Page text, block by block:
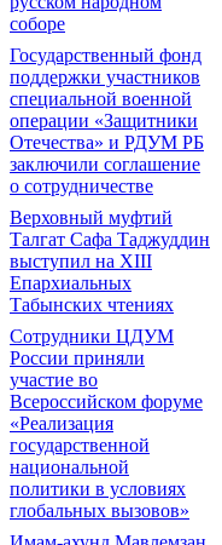
соборе
Государственный фонд
поддержки участников
специальной военной
операции «Защитники
Отечества» и РДУМ РБ
заключили соглашение
о сотрудничестве
Верховный муфтий
Талгат Сафа Таджуддин
выступил на ХIII
Епархиальных
Табынских чтениях
Сотрудники ЦДУМ
России приняли
участие во
Всероссийском форуме
«Реализация
государственной
национальной
политики в условиях
глобальных вызовов»